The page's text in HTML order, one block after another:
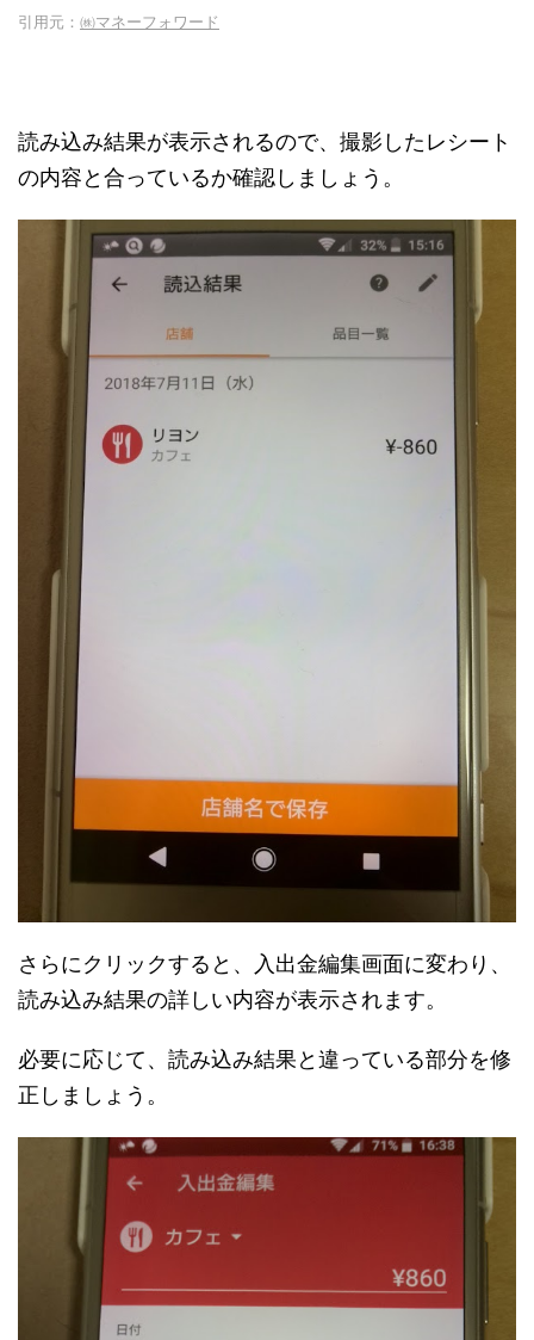
引用元： ㈱マネーフォワード
読み込み結果が表示されるので、撮影したレシート
の内容と合っているか確認しましょう。
さらにクリックすると、入出金編集画面に変わり、
読み込み結果の詳しい内容が表示されます。
必要に応じて、読み込み結果と違っている部分を修
正しましょう。